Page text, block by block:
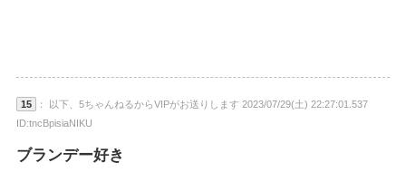
15
： 以下、5ちゃんねるからVIPがお送りします 2023/07/29(土) 22:27:01.537
ID:tncBpisiaNIKU
ブランデー好き